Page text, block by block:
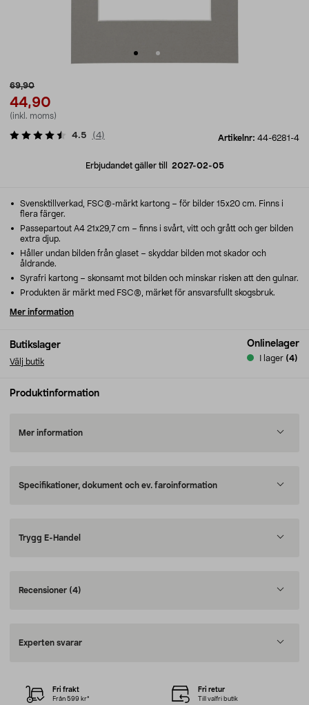
69,90
44,90
(inkl. moms)
Artikelnr: 44-6281-4
4.5 (4)
Erbjudandet gäller till 2027-02-05
Butikslager
Välj butik
Onlinelager
I lager (4)
Svensktillverkad, FSC®-märkt kartong – för bilder 15x20 cm. Finns i
flera färger.
Passepartout A4 21x29,7 cm – finns i svårt, vitt och grått och ger bilden
extra djup.
Håller undan bilden från glaset – skyddar bilden mot skador och
åldrande.
Syrafri kartong – skonsamt mot bilden och minskar risken att den gulnar.
Produkten är märkt med FSC®, märket för ansvarsfullt skogsbruk.
Mer information
Produktinformation
Mer information
Specifikationer, dokument och ev. faroinformation
Trygg E-Handel
Recensioner (4)
Experten svarar
Fri frakt
Från 599 kr*
Fri retur
Till valfri butik